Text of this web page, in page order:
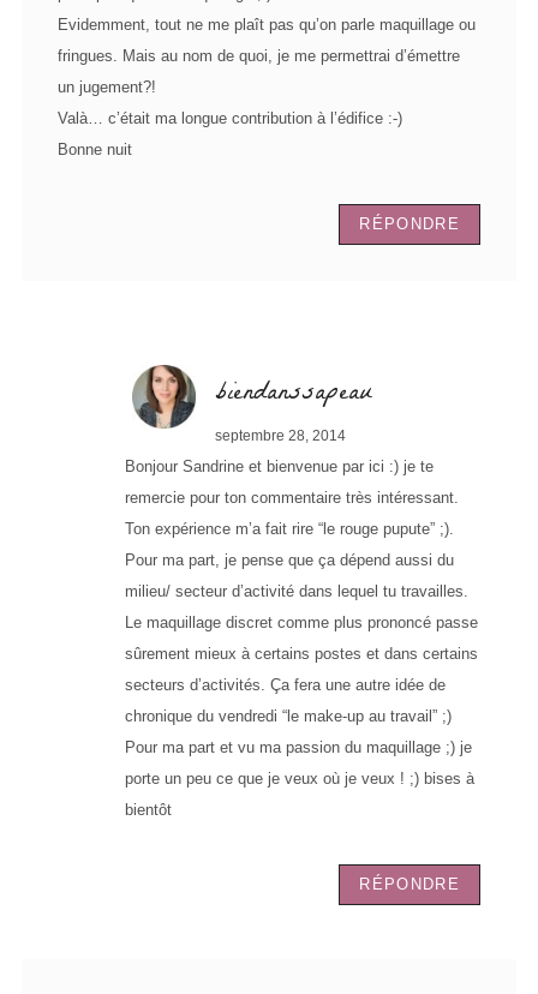
Evidemment, tout ne me plaît pas qu’on parle maquillage ou
fringues. Mais au nom de quoi, je me permettrai d’émettre
un jugement?!
Valà… c’était ma longue contribution à l’édifice :-)
Bonne nuit
RÉPONDRE
biendanssapeau
septembre 28, 2014
Bonjour Sandrine et bienvenue par ici :) je te
remercie pour ton commentaire très intéressant.
Ton expérience m’a fait rire “le rouge pupute” ;).
Pour ma part, je pense que ça dépend aussi du
milieu/ secteur d’activité dans lequel tu travailles.
Le maquillage discret comme plus prononcé passe
sûrement mieux à certains postes et dans certains
secteurs d’activités. Ça fera une autre idée de
chronique du vendredi “le make-up au travail” ;)
Pour ma part et vu ma passion du maquillage ;) je
porte un peu ce que je veux où je veux ! ;) bises à
bientôt
RÉPONDRE